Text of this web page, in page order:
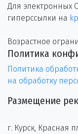
Для электронных
гиперссылки на
Возрастное
Политика
Политика
на обработку
Размещение
г. Курск, Красная